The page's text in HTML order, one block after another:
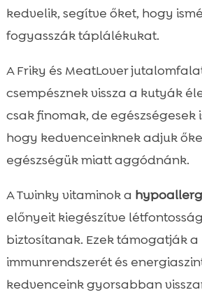
kedvelik, segítve őket, hogy
fogyasszák táplálékukat.
A Friky és MeatLover
csempésznek vissza a kutyák
csak finomak, de egészségesek
hogy kedvenceinknek adjuk
egészségük miatt aggódnánk.
A Twinky vitaminok a
előnyeit kiegészítve
biztosítanak. Ezek támogatják
immunrendszerét és
kedvenceink gyorsabban